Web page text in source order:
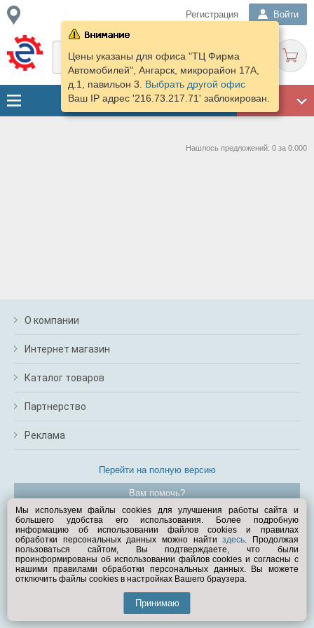
Регистрация Войти
ГАРАЖ
Цены указаны для офиса "ТЦ Фирма
Автомобилей", Ангарск, микрорайон 17А,
д.1, павильон 3. Выбрать другой офис
Ваш IP адрес '216.73.217.71' заблокирован.
Нашлось предложений: 0 за 0.000
О компании
Интернет магазин
Каталог товаров
Партнерство
Реклама
Перейти на полную версию
Вам помочь?
© Exist.ru 1998—2026
Мы используем файлы cookies для улучшения работы сайта и
большего удобства его использования. Более подробную
информацию об использовании файлов cookies и правилах
обработки персональных данных можно найтиздесь. Продолжая
пользоваться сайтом, Вы подтверждаете, что были
проинформированы об использовании файлов cookies и согласны с
нашими правилами обработки персональных данных. Вы можете
отключить файлы cookies в настройках Вашего браузера.
Принимаю